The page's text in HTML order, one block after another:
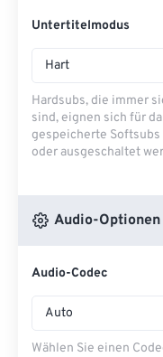
Untertitelmodus
Hart
Hardsubs, die immer
sind, eignen sich für
gespeicherte
oder ausgeschaltet
Audio-Optionen
Audio-Codec
Auto
Wählen Sie einen